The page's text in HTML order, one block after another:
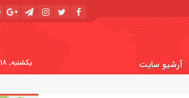
آرشیو سایت یکشنبه, ۱۸ مرداد , ۱۴۰۵